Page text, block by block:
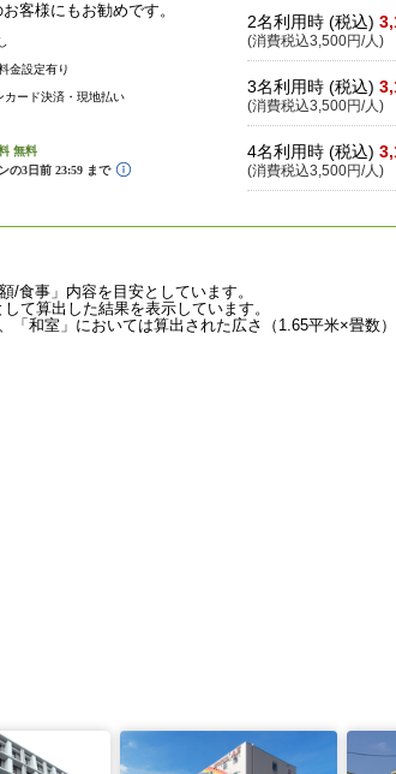
客様にもお勧めです。
金設定有り
カード決済・現地払い
2名利用時 (税込)
(消費税込3,500円/人)
3名利用時 (税込)
(消費税込3,500円/人)
4名利用時 (税込)
(消費税込3,500円/人)
食事」内容を目安としています。
て算出した結果を表示しています。
和室」においては算出された広さ（1.65平米×畳数